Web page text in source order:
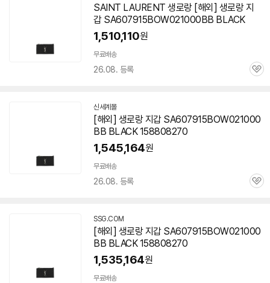
SAINT LAURENT 생로랑 [해외] 생로랑 지
갑 SA607915BOW021000BB BLACK
1,510,110원
무료배송
26.08. 등록
관
신세계몰
[해외] 생로랑 지갑 SA607915BOW021000
BB BLACK 158808270
1,545,164원
무료배송
26.08. 등록
관
SSG.COM
[해외] 생로랑 지갑 SA607915BOW021000
BB BLACK 158808270
1,535,164원
무료배송